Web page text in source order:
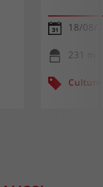
18/08/
231 m -
Culture